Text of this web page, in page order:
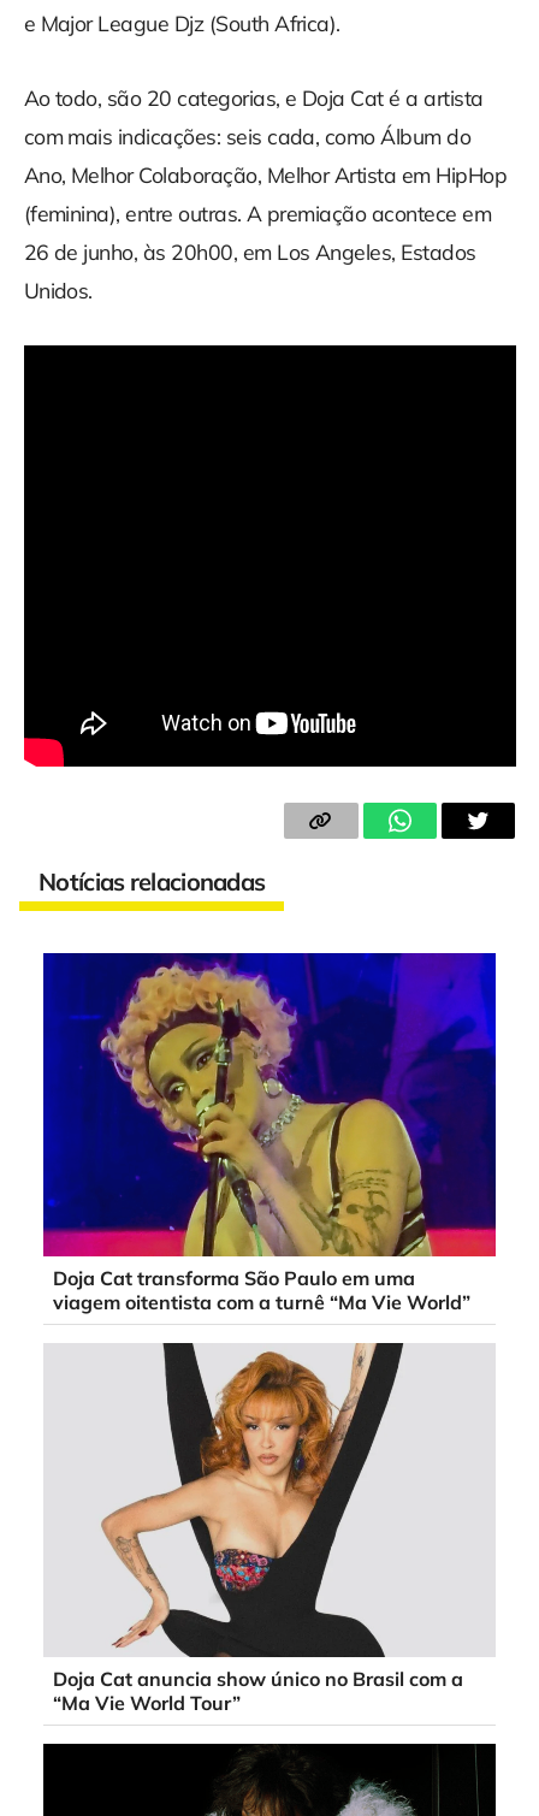
e Major League Djz (South Africa).
Ao todo, são 20 categorias, e Doja Cat é a artista
com mais indicações: seis cada, como Álbum do
Ano, Melhor Colaboração, Melhor Artista em HipHop
(feminina), entre outras. A premiação acontece em
26 de junho, às 20h00, em Los Angeles, Estados
Unidos.
Notícias relacionadas
Doja Cat transforma São Paulo em uma
viagem oitentista com a turnê “Ma Vie World”
Doja Cat anuncia show único no Brasil com a
“Ma Vie World Tour”